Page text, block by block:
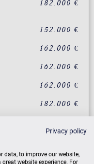
182.000 €
152.000 €
162.000 €
162.000 €
162.000 €
182.000 €
182.000 €
Privacy policy
data, to improve our website,
website experience. For